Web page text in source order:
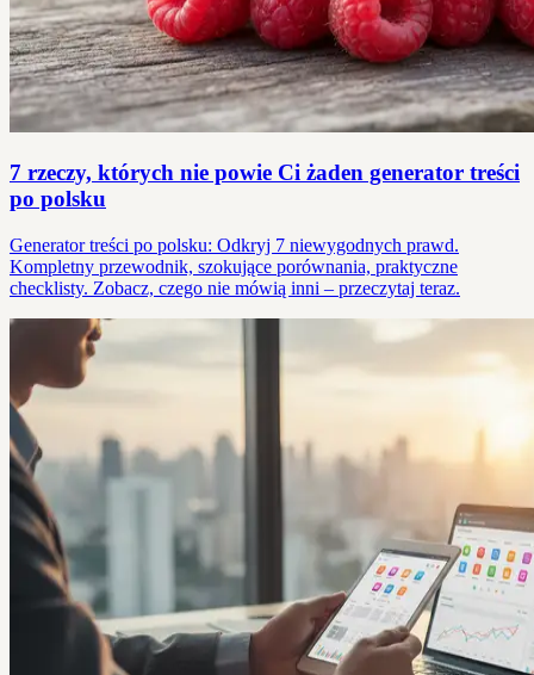
7 rzeczy, których nie powie Ci żaden generator treści
po polsku
Generator treści po polsku: Odkryj 7 niewygodnych prawd.
Kompletny przewodnik, szokujące porównania, praktyczne
checklisty. Zobacz, czego nie mówią inni – przeczytaj teraz.